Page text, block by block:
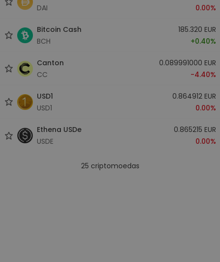
DAI
0.00%
Bitcoin Cash
BCH
185.320 EUR
+0.40%
Canton
CC
0.089991000 EUR
-4.40%
USD1
USD1
0.864912 EUR
0.00%
Ethena USDe
USDE
0.865215 EUR
0.00%
25 criptomoedas